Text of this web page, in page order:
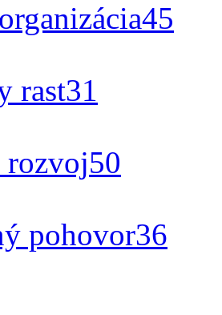
45
rast31
rozvoj50
pohovor36